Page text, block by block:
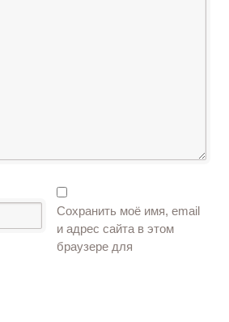
Сохранить моё имя, email
и адрес сайта в этом
браузере для